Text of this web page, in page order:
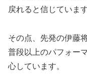
戻れると信じています
その点、先発の伊藤
普段以上のパフォー
心しています。